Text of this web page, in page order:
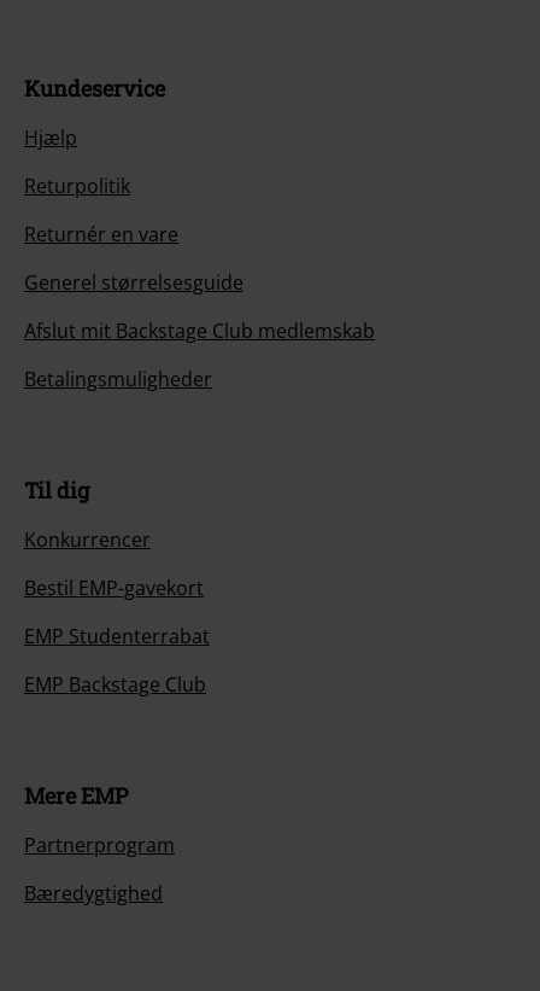
Kundeservice
Hjælp
Returpolitik
Returnér en vare
Generel størrelsesguide
Afslut mit Backstage Club medlemskab
Betalingsmuligheder
Til dig
Konkurrencer
Bestil EMP-gavekort
EMP Studenterrabat
EMP Backstage Club
Mere EMP
Partnerprogram
Bæredygtighed